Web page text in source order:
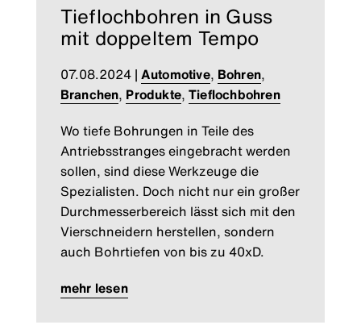
Tieflochbohren in Guss
mit doppeltem Tempo
07.08.2024| Automotive, Bohren,
Branchen, Produkte,Tieflochbohren
Wo tiefe Bohrungen in Teile des
Antriebsstranges eingebracht werden
sollen, sind diese Werkzeuge die
Spezialisten. Doch nicht nur ein großer
Durchmesserbereich lässt sich mit den
Vierschneidern herstellen, sondern
auch Bohrtiefen von bis zu 40xD.
mehr lesen